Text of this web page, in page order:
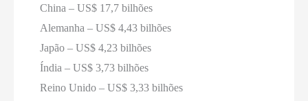
China – US$ 17,7 bilhões
Alemanha – US$ 4,43 bilhões
Japão – US$ 4,23 bilhões
Índia – US$ 3,73 bilhões
Reino Unido – US$ 3,33 bilhões